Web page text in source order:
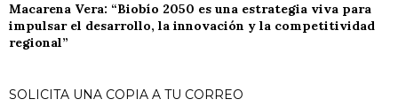
Macarena Vera: “Biobío 2050 es una estrategia viva para
impulsar el desarrollo, la innovación y la competitividad
regional”
SOLICITA UNA COPIA A TU CORREO